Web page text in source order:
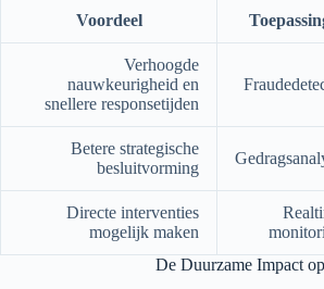
Voordeel
Verhoogde
nauwkeurigheid en
snellere responsetijden
Betere strategische
besluitvorming
Directe interventies
mogelijk maken
De Duurzame Impact